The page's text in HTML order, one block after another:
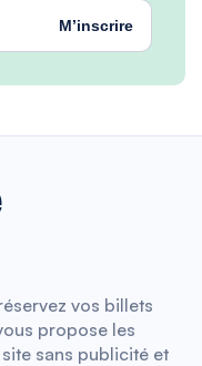
M’inscrire
vos billets
propose les
sans publicité et